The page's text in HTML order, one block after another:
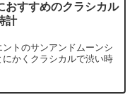
おすすめのクラシカル
計
トのサンアンドムーンシ
かくクラシカルで渋い時